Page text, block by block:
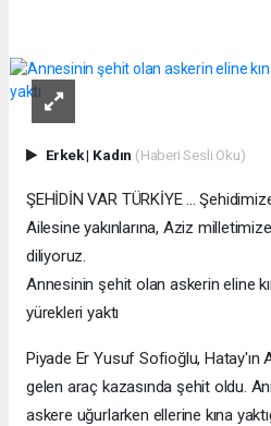
Erkek| Kadın (Haberi Sesli Oku)
ŞEHİDİN VAR TÜRKİYE ...
Ailesine yakınlarına, Aziz
diliyoruz.
Annesinin şehit olan askerin eline
yürekleri yaktı
Piyade Er Yusuf Sofioğlu, Hatay'ın
gelen araç kazasında şehit oldu.
askere uğurlarken ellerine kına